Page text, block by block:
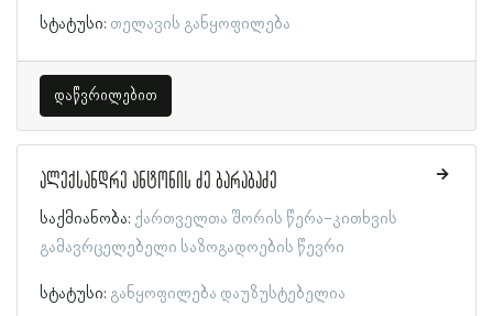
სტატუსი: თელავის განყოფილება
დაწვრილებით
ალექსანდრე ანტონის ძე ბარაბაძე
საქმიანობა: ქართველთა შორის წერა-კითხვის
გამავრცელებელი საზოგადოების წევრი
სტატუსი: განყოფილება დაუზუსტებელია